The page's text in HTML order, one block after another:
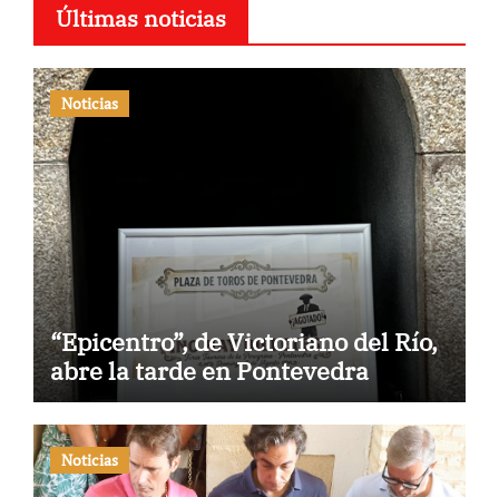
Últimas noticias
Noticias
“Epicentro”, de Victoriano del Río,
abre la tarde en Pontevedra
Noticias